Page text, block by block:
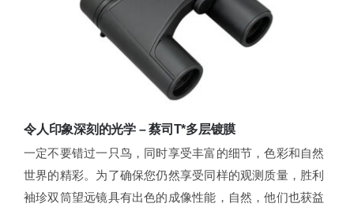
令人印象深刻的光学 – 蔡司T*多层镀膜
一定不要错过一只鸟，同时享受丰富的细节，色彩和自然
世界的精彩。为了确保您仍然享受同样的观测质量，胜利
袖珍双筒望远镜具有出色的成像性能，自然，他们也获益